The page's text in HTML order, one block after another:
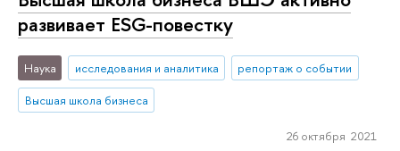
развивает ESG-повестку
Наука исследования и аналитика
репортаж о событии
Высшая школа бизнеса
26 октября 2021